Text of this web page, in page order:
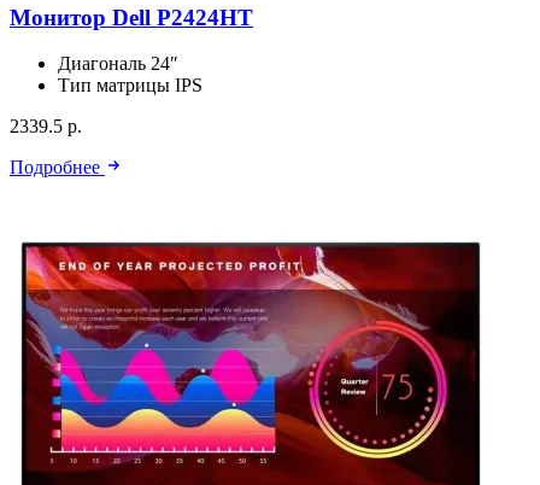
Монитор Dell P2424HT
Диагональ 24″
Тип матрицы IPS
2339.5 р.
Подробнее